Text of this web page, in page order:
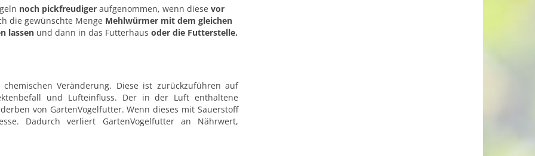
noch pickfreudiger aufgenommen, wenn diese vor
die gewünschte Menge Mehlwürmer mit dem gleichen
lassen und dann in das Futterhaus oder die Futterstelle.
Ver­änderung. Diese ist zurück­zuführen auf
und Lufteinfluss. Der in der Luft enthaltene
von Garten­Vogelfutter. Wenn dieses mit Sauerstoff
Dadurch verliert Garten­Vogelfutter an Nährwert,